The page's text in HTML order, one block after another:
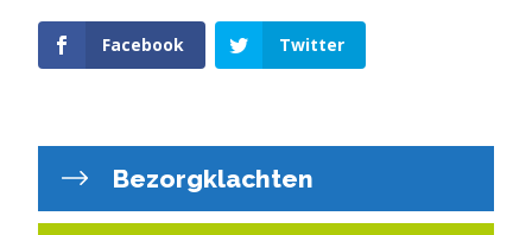
Facebook Twitter
Bezorgklachten